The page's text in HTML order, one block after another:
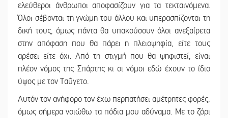
ελεύθεροι άνθρωποι αποφασίζουν για τα τεκταινόμενα.
Όλοι σέβονται τη γνώμη του άλλου και υπερασπίζονται τη
δική τους, όμως πάντα θα υπακούσουν όλοι ανεξαίρετα
στην απόφαση που θα πάρει η πλειοψηφία, είτε τους
αρέσει είτε όχι. Από τη στιγμή που θα ψηφιστεί, είναι
πλέον νόμος της Σπάρτης κι οι νόμοι εδώ έχουν το ίδιο
ύψος με τον Ταΰγετο.
Αυτόν τον ανήφορο τον έχω περπατήσει αμέτρητες φορές,
όμως σήμερα νοιώθω τα πόδια μου αδύναμα. Με το ζόρι